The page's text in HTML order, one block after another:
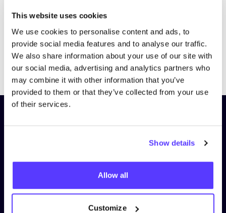
This website uses cookies
We use cookies to personalise content and ads, to
provide social media features and to analyse our traffic.
We also share information about your use of our site with
our social media, advertising and analytics partners who
may combine it with other information that you’ve
provided to them or that they’ve collected from your use
of their services.
Show details
Allow all
Customize
PreviousNext